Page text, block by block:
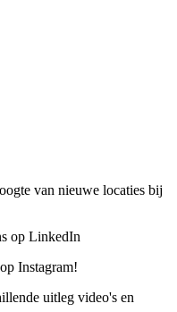
van nieuwe locaties bij
op LinkedIn
Instagram!
uitleg video's en